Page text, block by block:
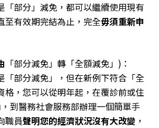
「部分」減免，都可以繼續使用現有
至有效期完結為止，完全毋須重新申
「部分減免」轉「全額減免」)：
「部分減免」，但在新例下符合「全
格，您可以從明年起，在覆診前或住
到醫務社會服務部辦理一個簡單手
職員聲明您的經濟狀況沒有大改變 ，